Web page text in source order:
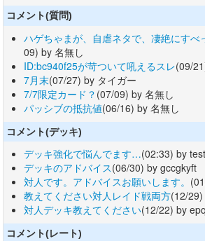
コメント(質問)
ハゲちゃまが、自虐ネタで、凄絶にす
09) by 名無し
ID:bc940f25が苛ついて吼えるスレ(09/
7月末(07/27) by タイガー
7/7限定カード？ (07/09) by 名無し
パッシブの抵抗値(06/16) by 名無し
コメント(デッキ)
デッキ強化で悩んでます…(02:33) by test
デッキのアドバイス(06/30) by gccgkyft
対人です。アドバイスお願いします。
教えてください対人レイド戦両方(12/
対人デッキ教えてください(12/22) by
コメント(レート)